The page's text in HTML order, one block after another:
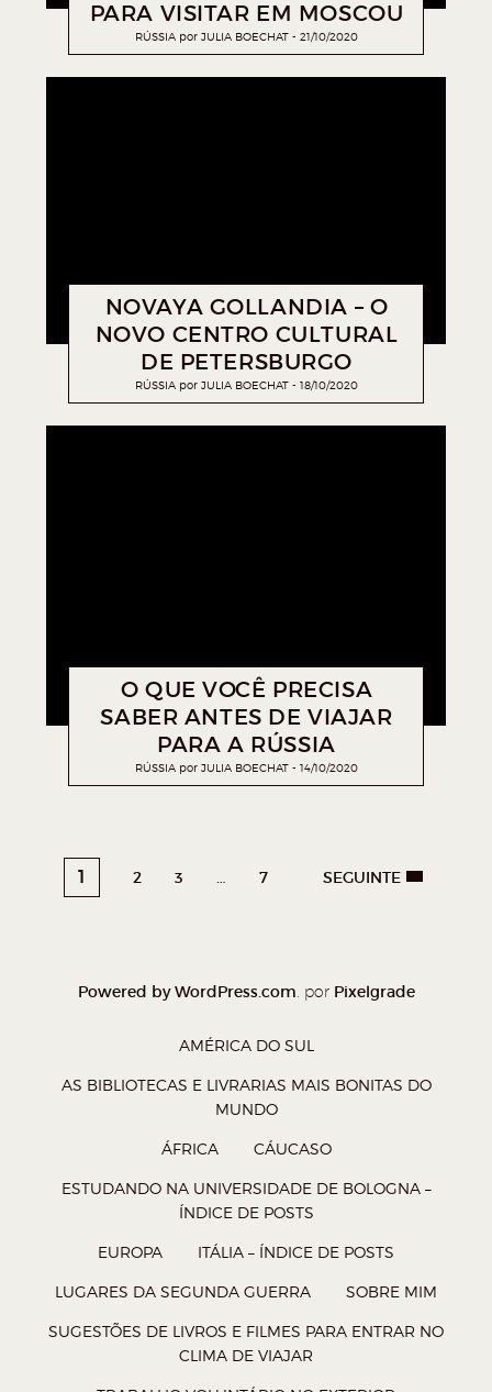
PARA VISITAR EM MOSCOU
RÚSSIA por JULIA BOECHAT 21/10/2020
NOVAYA GOLLANDIA – O
NOVO CENTRO CULTURAL
DE PETERSBURGO
RÚSSIA por JULIA BOECHAT 18/10/2020
O QUE VOCÊ PRECISA
SABER ANTES DE VIAJAR
PARA A RÚSSIA
RÚSSIA por JULIA BOECHAT 14/10/2020
1 2 3 … 7 SEGUINTE
Powered by WordPress.com . por Pixelgrade
AMÉRICA DO SUL
AS BIBLIOTECAS E LIVRARIAS MAIS BONITAS DO
MUNDO
ÁFRICA CÁUCASO
ESTUDANDO NA UNIVERSIDADE DE BOLOGNA –
ÍNDICE DE POSTS
EUROPA ITÁLIA – ÍNDICE DE POSTS
LUGARES DA SEGUNDA GUERRA SOBRE MIM
SUGESTÕES DE LIVROS E FILMES PARA ENTRAR NO
CLIMA DE VIAJAR